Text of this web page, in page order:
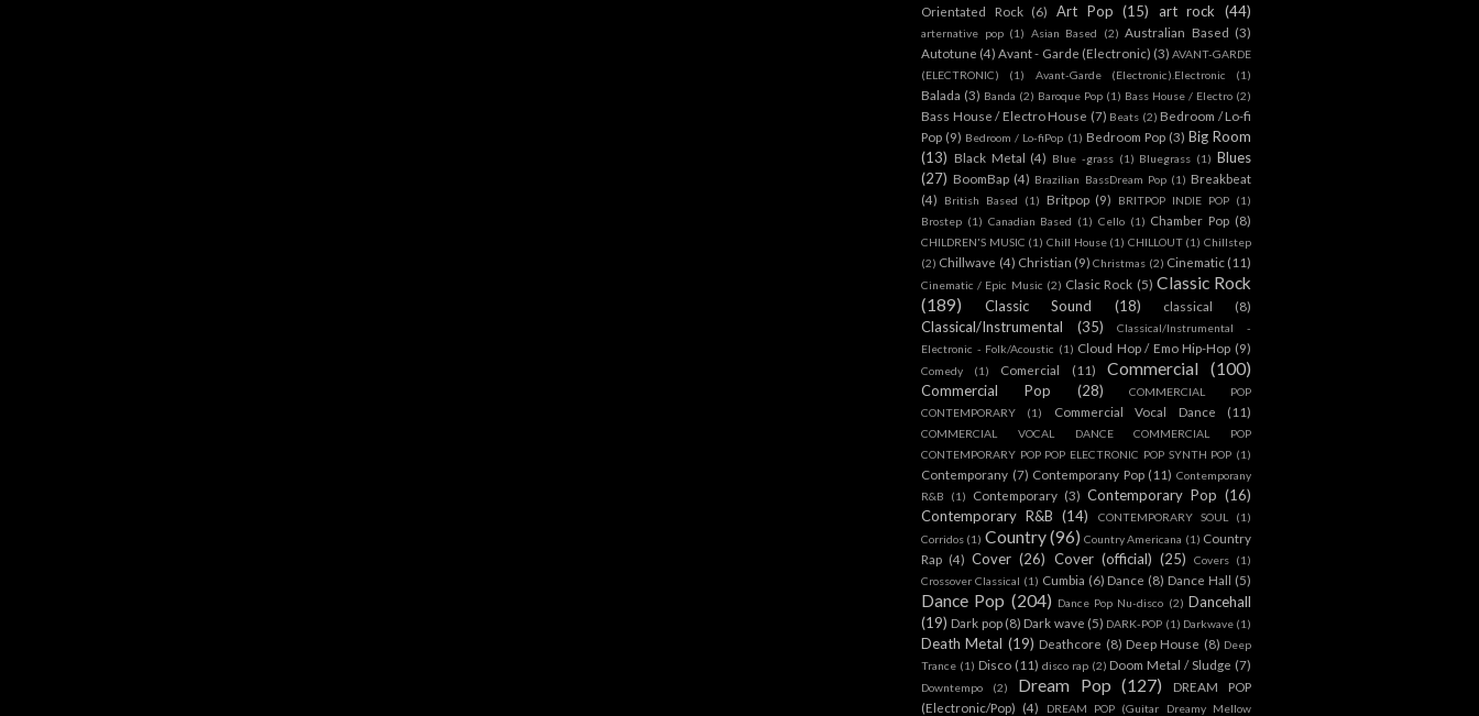
Orientated Rock (6) Art Pop (15) art rock (44)
arternative pop (1) Asian Based (2) Australian Based (3)
Autotune (4) Avant - Garde (Electronic) (3) AVANT-GARDE
(ELECTRONIC)
(1) Avant-Garde (Electronic).Electronic (1)
Balada (3) Banda (2) Baroque Pop (1) Bass House / Electro (2)
Bass House / Electro House (7) Beats (2) Bedroom / Lo-fi
Pop (9) Bedroom / Lo-fiPop (1) Bedroom Pop (3) Big Room
(13) Black Metal (4) Blue -grass (1) Bluegrass (1) Blues
(27) BoomBap (4) Brazilian BassDream Pop (1) Breakbeat
(4)
British Based (1) Britpop (9) BRITPOP INDIE POP (1)
Brostep (1) Canadian Based (1) Cello (1) Chamber Pop (8)
CHILDREN'S MUSIC (1) Chill House (1) CHILLOUT (1) Chillstep
(2) Chillwave (4) Christian (9) Christmas (2) Cinematic (11)
Cinematic / Epic Music (2) Clasic Rock (5) Classic Rock
(189)
Classic Sound (18) classical (8)
Classical/Instrumental (35)
Classical/Instrumental -
Electronic - Folk/Acoustic (1) Cloud Hop / Emo Hip-Hop (9)
Comedy (1) Comercial (11) Commercial (100)
Commercial Pop (28)
COMMERCIAL POP
CONTEMPORARY
(1) Commercial Vocal Dance (11)
COMMERCIAL VOCAL DANCE COMMERCIAL POP
CONTEMPORARY POP POP ELECTRONIC POP SYNTH POP (1)
Contemporany (7) Contemporany Pop (11) Contemporany
R&B
(1) Contemporary (3) Contemporary Pop (16)
Contemporary R&B (14) CONTEMPORARY SOUL
(1)
Corridos (1) Country(96) Country Americana (1) Country
Rap (4) Cover (26) Cover (official) (25) Covers (1)
Crossover Classical (1) Cumbia (6) Dance (8) Dance Hall (5)
Dance Pop (204) Dance Pop Nu-disco (2) Dancehall
(19) Dark pop (8) Dark wave (5) DARK-POP (1) Darkwave (1)
Death Metal (19) Deathcore (8) Deep House (8) Deep
Trance (1) Disco (11) disco rap (2) Doom Metal / Sludge (7)
Downtempo (2) Dream Pop (127)
DREAM POP
(Electronic/Pop) (4)
DREAM POP (Guitar Dreamy Mellow